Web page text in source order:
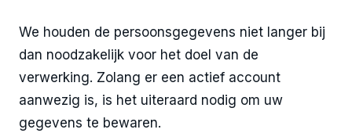
We houden de persoonsgegevens niet langer bij
dan noodzakelijk voor het doel van de
verwerking. Zolang er een actief account
aanwezig is, is het uiteraard nodig om uw
gegevens te bewaren.